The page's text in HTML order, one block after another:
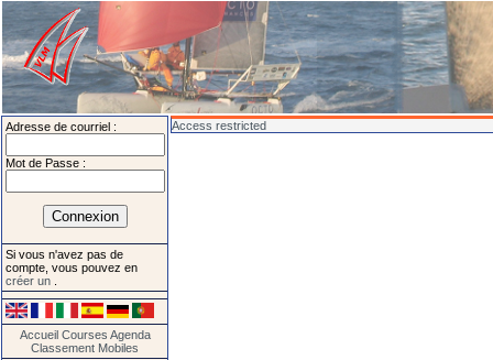
Adresse de courriel :
Mot de Passe :
Si vous n'avez pas de
compte, vous pouvez en
créer un
Accueil Courses Agenda
Classement Mobiles
Access restricted